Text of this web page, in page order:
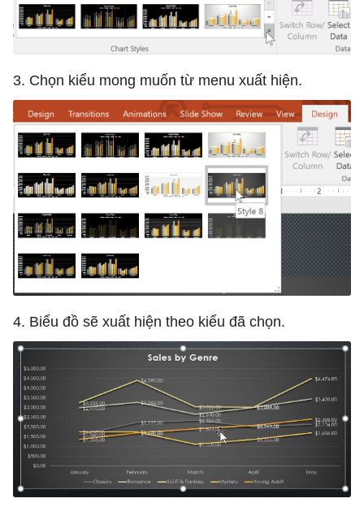
3. Chọn kiểu mong muốn từ menu xuất hiện.
4. Biểu đồ sẽ xuất hiện theo kiểu đã chọn.